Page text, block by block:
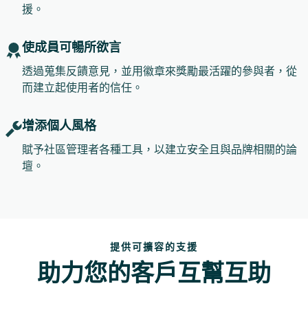
援。
使成員可暢所欲言
透過蒐集反饋意見，並用徽章來獎勵最活躍的參與者，從
而建立起使用者的信任。
增添個人風格
賦予社區管理者各種工具，以建立安全且與品牌相關的論
壇。
提供可擴容的支援
助力您的客戶互幫互助